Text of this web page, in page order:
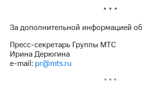
* * *
За дополнительной информацией
Пресс-секретарь Группы МТС
Ирина Дерюгина
e-mail: pr@mts.ru
* * *